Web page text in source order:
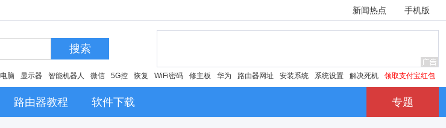
新闻热点 手机版
搜索
电脑 显示器 智能机器人 微信 5G控 恢复 WiFi密码 修主板 华为 路由器网址 安装系统 系统设置 解决死机 领取支付宝红包
路由器教程 软件下载 专题